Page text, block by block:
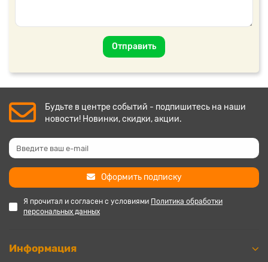
Отправить
Будьте в центре событий - подпишитесь на наши
новости! Новинки, скидки, акции.
Оформить подписку
Я прочитал и согласен с условиями Политика обработки
персональных данных
Информация